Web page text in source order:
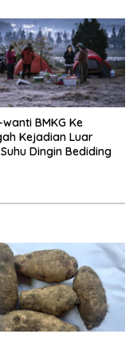
BMKG Ke
Kejadian Luar
Dingin Bediding